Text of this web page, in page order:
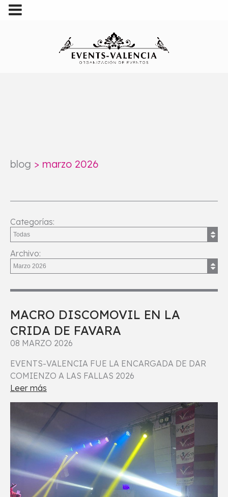
blog > marzo 2026
Categorías:
Archivo:
MACRO DISCOMOVIL EN LA
CRIDA DE FAVARA
08 MARZO 2026
EVENTS-VALENCIA FUE LA ENCARGADA DE DAR
COMIENZO A LAS FALLAS 2026
Leer más